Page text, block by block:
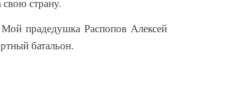
страну.
прадедушка Распопов Алексей
батальон.